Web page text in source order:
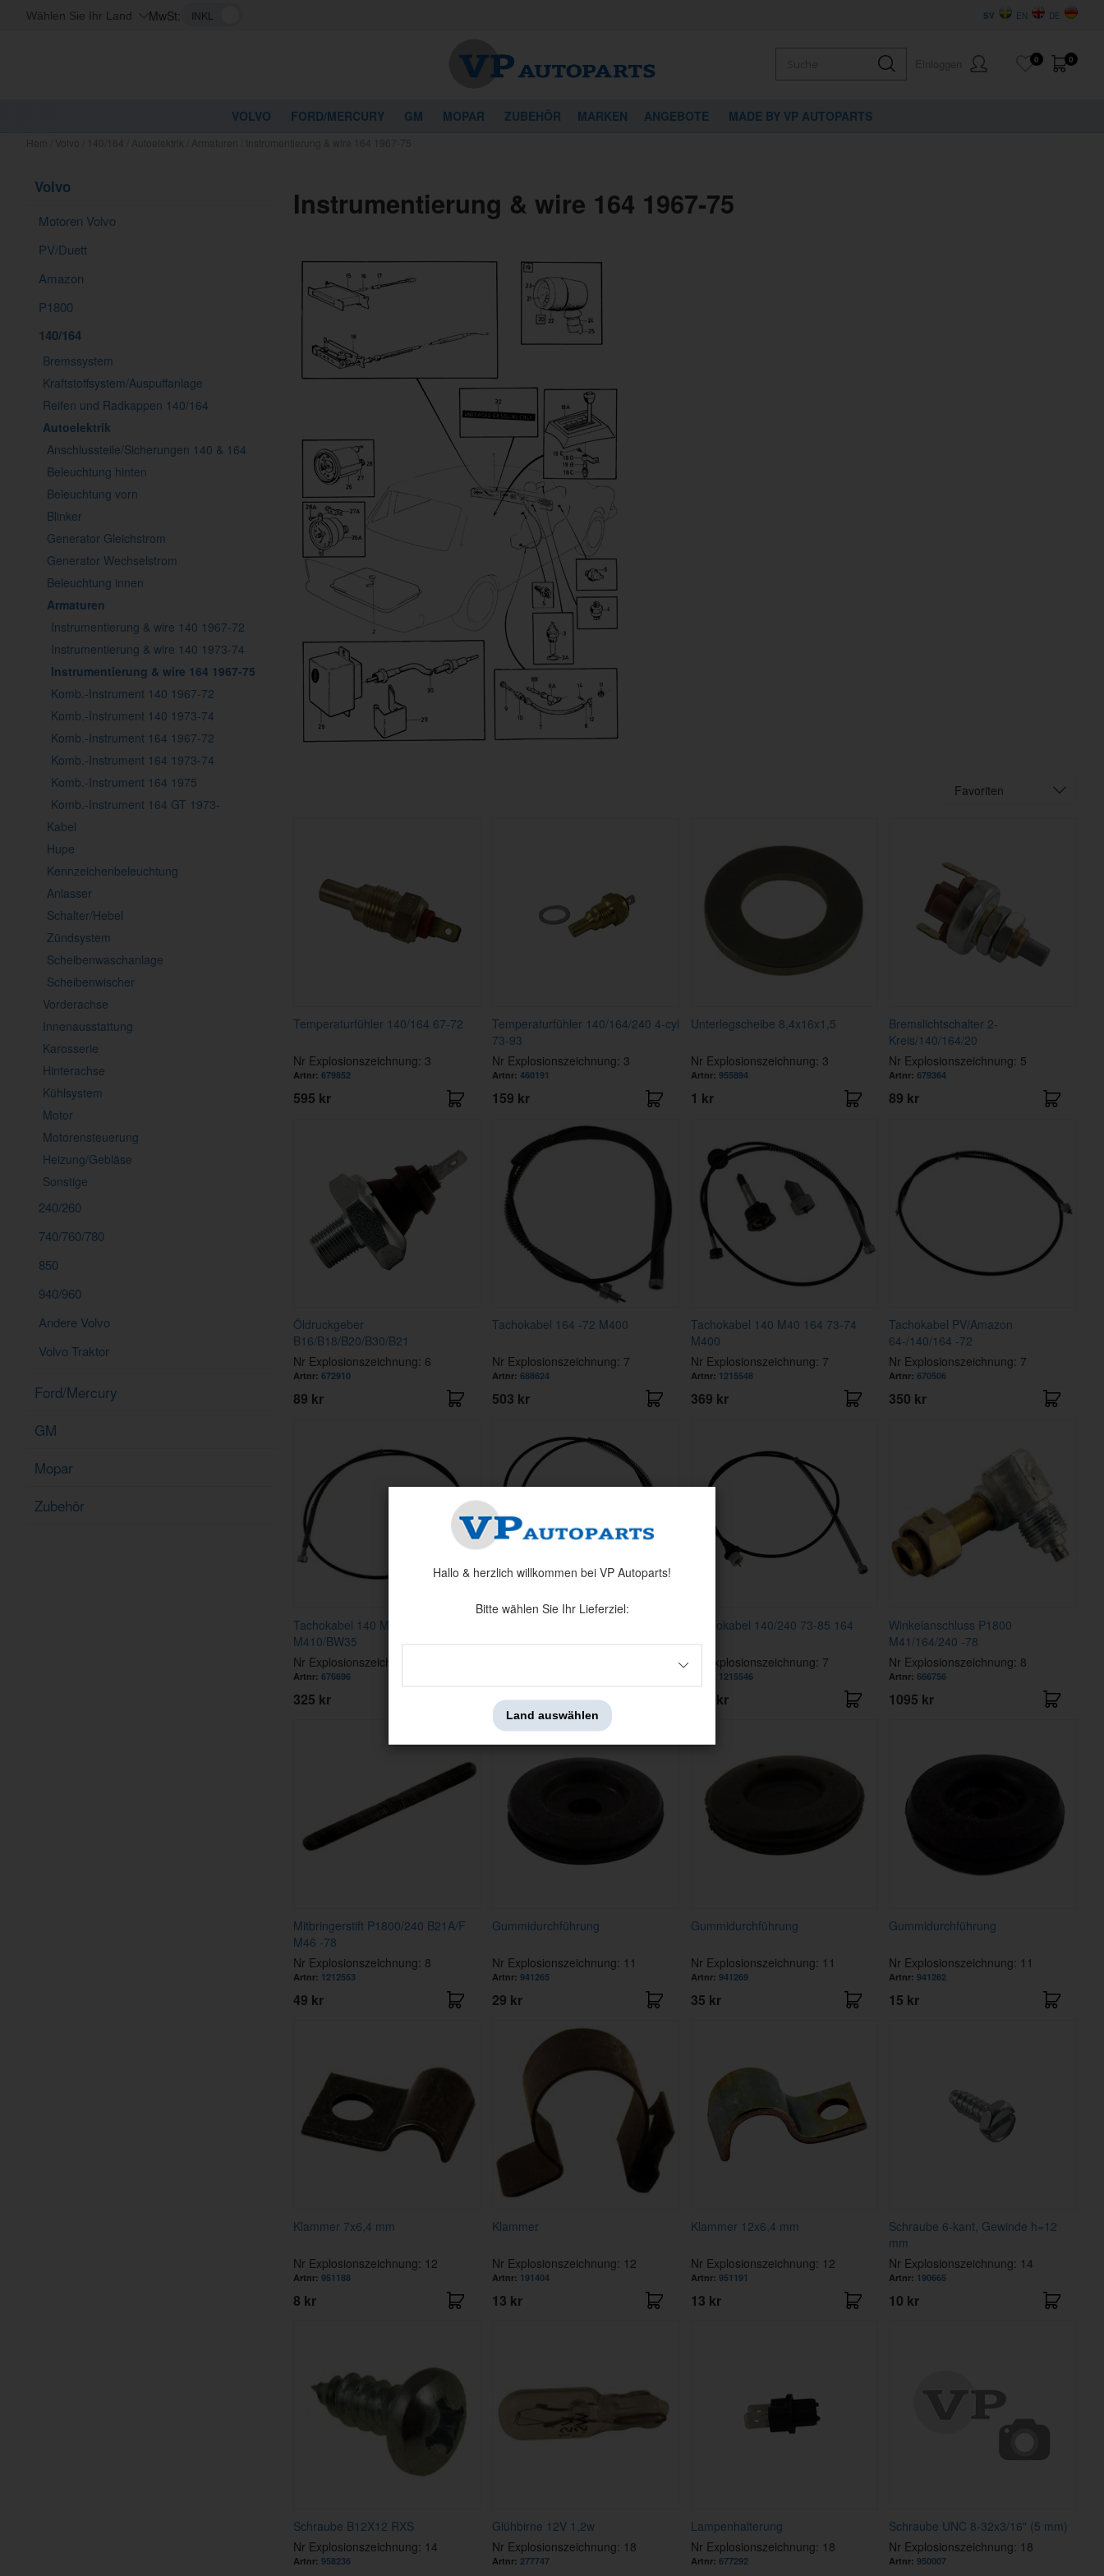
Wählen Sie Ihr Land MwSt: DE
EN
SV
0
0
VOLVO FORD/MERCURY GM MOPAR ZUBEHÖR MARKEN ANGEBOTE MADE BY VP AUTOPARTS
Volvo
Motoren Volvo
PV/Duett
Amazon
P1800
140/164
Bremssystem
Kraftstoffsystem/Auspuffanlage
Reifen und Radkappen 140/164
Autoelektrik
Anschlussteile/Sicherungen 140 & 164
Beleuchtung hinten
Beleuchtung vorn
Blinker
Generator Gleichstrom
Generator Wechselstrom
Beleuchtung innen
Armaturen
Instrumentierung & wire 140 1967-72
Instrumentierung & wire 140 1973-74
Instrumentierung & wire 164 1967-75
Komb.-Instrument 140 1967-72
Komb.-Instrument 140 1973-74
Komb.-Instrument 164 1967-72
Komb.-Instrument 164 1973-74
Komb.-Instrument 164 1975
Komb.-Instrument 164 GT 1973-
Kabel
Hupe
Kennzeichenbeleuchtung
Anlasser
Schalter/Hebel
Zündsystem
Scheibenwaschanlage
Scheibenwischer
Vorderachse
Innenausstattung
Karosserie
Hinterachse
Kühlsystem
Motor
Motorensteuerung
Heizung/Gebläse
Sonstige
240/260
740/760/780
850
940/960
Andere Volvo
Volvo Traktor
Ford/Mercury
GM
Mopar
Zubehör
Instrumentierung & wire 164 1967-75
Favoriten
Temperaturfühler 140/164 67-72
Nr Explosionszeichnung: 3
Artnr: 679852
595 kr
Temperaturfühler 140/164/240 4-cyl
73-93
Nr Explosionszeichnung: 3
Artnr: 460191
159 kr
Unterlegscheibe 8,4x16x1,5
Nr Explosionszeichnung: 3
Artnr: 955894
1 kr
Bremslichtschalter 2-
Kreis/140/164/20
Nr Explosionszeichnung: 5
Artnr:679364
89 kr
Öldruckgeber
B16/B18/B20/B30/B21
Nr Explosionszeichnung: 6
Artnr: 672910
89 kr
Tachokabel 164 -72 M400
Nr Explosionszeichnung: 7
Artnr: 688624
503 kr
Tachokabel 140 M40 164 73-74
M400
Nr Explosionszeichnung: 7
Artnr: 1215548
369 kr
Tachokabel PV/Amazon
64-/140/164 -72
Nr Explosionszeichnung: 7
Artnr:670506
350 kr
Tachokabel 140 M41/164
M410/BW35
Nr Explosionszeichnung: 7
Artnr: 676696
325 kr 395 kr
Tachokabel 140/240 73-85 164
Nr Explosionszeichnung: 7
1215546
395 kr
Winkelanschluss P1800
M41/164/240 -78
Nr Explosionszeichnung: 8
Artnr:666756
1095 kr
Mitbringerstift P1800/240 B21A/F
M46 -78
Nr Explosionszeichnung: 8
Artnr: 1212553
49 kr
Gummidurchführung
Nr Explosionszeichnung: 11
Artnr: 941265
29 kr
Gummidurchführung
Nr Explosionszeichnung: 11
Artnr: 941269
35 kr
Gummidurchführung
Nr Explosionszeichnung: 11
Artnr:941262
15 kr
Klammer 7x6,4 mm
Nr Explosionszeichnung: 12
Artnr: 951188
8 kr
Klammer
Nr Explosionszeichnung: 12
Artnr: 191404
13 kr
Klammer 12x6,4 mm
Nr Explosionszeichnung: 12
Artnr: 951191
13 kr
Schraube 6-kant, Gewinde h=12
mm
Nr Explosionszeichnung: 14
Artnr: 190665
10 kr
Schraube B12X12 RXS
Nr Explosionszeichnung: 14
Artnr: 958236
Glühbirne 12V 1,2w
Nr Explosionszeichnung: 18
Artnr: 277747
Lampenhalterung
Nr Explosionszeichnung: 18
Artnr: 677292
Schraube UNC 8-32x3/16" (5 mm)
Nr Explosionszeichnung: 18
Artnr:950007
Hallo & herzlich willkommen bei VP Autoparts!
Bitte wählen Sie Ihr Lieferziel:
Land auswählen